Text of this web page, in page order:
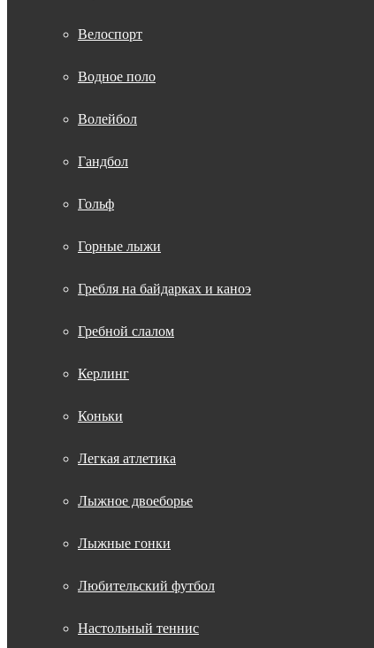
Велоспорт
Водное поло
Волейбол
Гандбол
Гольф
Горные лыжи
Гребля на байдарках и каноэ
Гребной слалом
Керлинг
Коньки
Легкая атлетика
Лыжное двоеборье
Лыжные гонки
Любительский футбол
Настольный теннис